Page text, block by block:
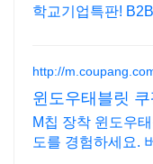
학교기업특판!
http://
윈도우태블릿
M칩 장착 윈도우
도를 경험하세요.